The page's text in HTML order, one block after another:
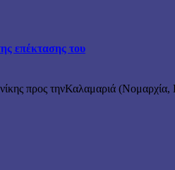
επέκτασης του
προς τηνΚαλαμαριά